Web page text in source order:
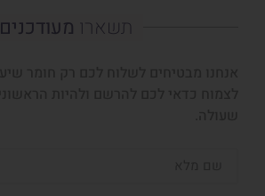
תשארו מעודכנים